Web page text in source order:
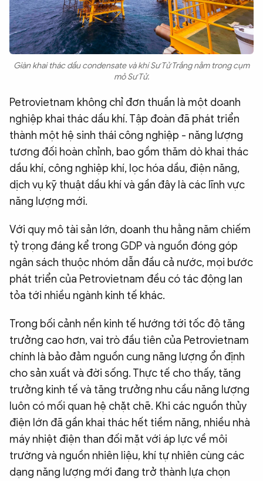
Giàn khai thác dầu condensate và khí Sư Tử Trắng nằm trong cụm
mỏ Sư Tử.
Petrovietnam không chỉ đơn thuần là một doanh
nghiệp khai thác dầu khí. Tập đoàn đã phát triển
thành một hệ sinh thái công nghiệp - năng lượng
tương đối hoàn chỉnh, bao gồm thăm dò khai thác
dầu khí, công nghiệp khí, lọc hóa dầu, điện năng,
dịch vụ kỹ thuật dầu khí và gần đây là các lĩnh vực
năng lượng mới.
Với quy mô tài sản lớn, doanh thu hằng năm chiếm
tỷ trọng đáng kể trong GDP và nguồn đóng góp
ngân sách thuộc nhóm dẫn đầu cả nước, mọi bước
phát triển của Petrovietnam đều có tác động lan
tỏa tới nhiều ngành kinh tế khác.
Trong bối cảnh nền kinh tế hướng tới tốc độ tăng
trưởng cao hơn, vai trò đầu tiên của Petrovietnam
chính là bảo đảm nguồn cung năng lượng ổn định
cho sản xuất và đời sống. Thực tế cho thấy, tăng
trưởng kinh tế và tăng trưởng nhu cầu năng lượng
luôn có mối quan hệ chặt chẽ. Khi các nguồn thủy
điện lớn đã gần khai thác hết tiềm năng, nhiều nhà
máy nhiệt điện than đối mặt với áp lực về môi
trường và nguồn nhiên liệu, khí tự nhiên cùng các
dạng năng lượng mới đang trở thành lựa chọn